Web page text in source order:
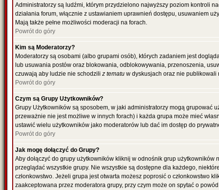
Administratorzy są ludźmi, którym przydzielono najwyższy poziom kontroli
działania forum, włącznie z ustawianiem uprawnień dostępu, usuwaniem
Mają także pełne możliwości moderacji na forach.
Powrót do góry
Kim są Moderatorzy?
Moderatorzy są osobami (albo grupami osób), których zadaniem jest
lub usuwania postów oraz blokowania, odblokowywania, przenoszenia,
czuwają aby ludzie nie schodzili z tematu w dyskusjach oraz nie publikowali
Powrót do góry
Czym są Grupy Użytkowników?
Grupy Użytkowników są sposobem, w jaki administratorzy mogą grupować
przeważnie nie jest możliwe w innych forach) i każda grupa może mieć
ustawić wielu użytkowników jako moderatorów lub dać im dostęp do
Powrót do góry
Jak mogę dołączyć do Grupy?
Aby dołączyć do grupy użytkowników kliknij w odnośnik grup
przeglądać wszystkie grupy. Nie wszystkie są dostępne dla każdego,
członkowstwo. Jeżeli grupa jest otwarta możesz poprosić o członkowstwo
zaakceptowana przez moderatora grupy, przy czym może on spytać o